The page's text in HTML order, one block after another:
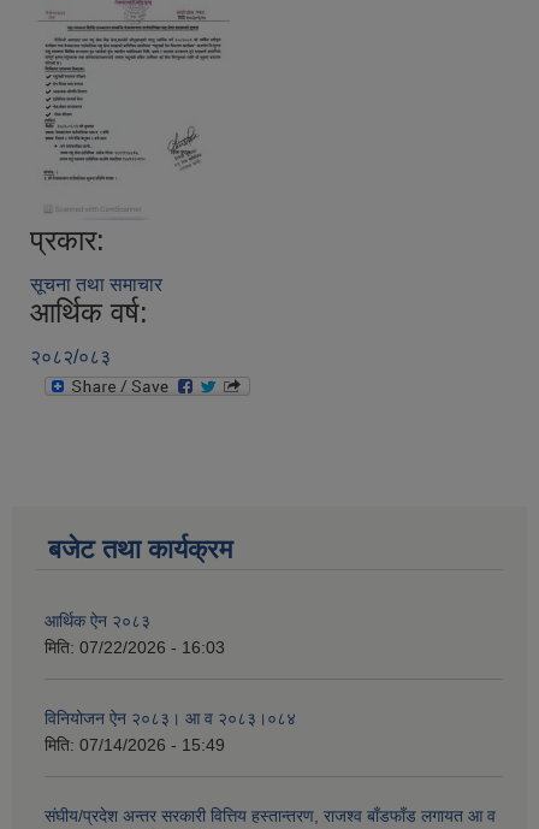
प्रकार:
सूचना तथा समाचार
आर्थिक वर्ष:
२०८२/०८३
बजेट तथा कार्यक्रम
आर्थिक ऐन २०८३
मिति: 07/22/2026 - 16:03
विनियोजन ऐन २०८३। आ व २०८३।०८४
मिति: 07/14/2026 - 15:49
संघीय/प्रदेश अन्तर सरकारी वित्तिय हस्तान्तरण, राजश्व बाँडफाँड लगायत आ व